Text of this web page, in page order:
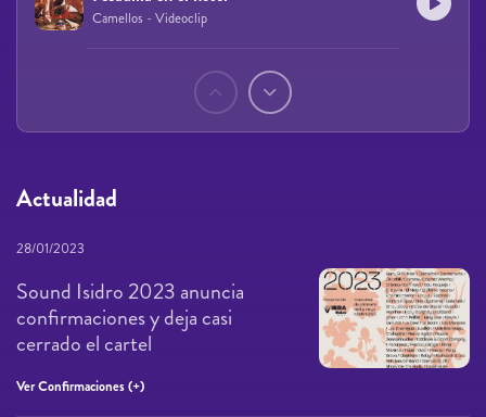
Camellos - Videoclip
Actualidad
28/01/2023
Sound Isidro 2023 anuncia
confirmaciones y deja casi
cerrado el cartel
Ver Confirmaciones (+)